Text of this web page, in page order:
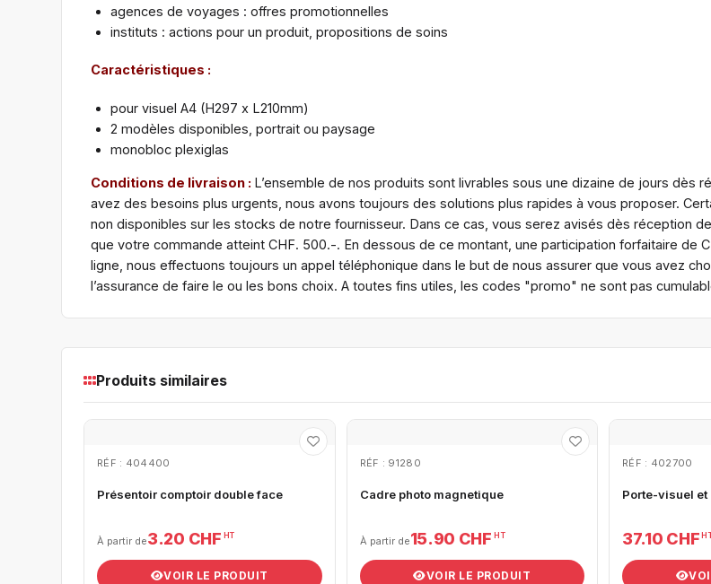
agences de voyages : offres promotionnelles
instituts : actions pour un produit, propositions de soins
Caractéristiques :
pour visuel A4 (H297 x L210mm)
2 modèles disponibles, portrait ou paysage
monobloc plexiglas
Conditions de livraison : L’ensemble de nos produits sont livrables sous une dizaine de jours dès
avez des besoins plus urgents, nous avons toujours des solutions plus rapides à vous proposer.
non disponibles sur les stocks de notre fournisseur. Dans ce cas, vous serez avisés dès réception
que votre commande atteint CHF. 500.-. En dessous de ce montant, une participation forfaitaire de
ligne, nous effectuons toujours un appel téléphonique dans le but de nous assurer que vous avez
l’assurance de faire le ou les bons choix. A toutes fins utiles, les codes "promo" ne sont pas
Produits similaires
RÉF : 404400
Présentoir comptoir double face
À partir de3.20 CHF HT
VOIR LE PRODUIT
RÉF : 91280
Cadre photo magnetique
À partir de15.90 CHF HT
VOIR LE PRODUIT
RÉF : 402700
Porte-visuel et
37.10 CHF